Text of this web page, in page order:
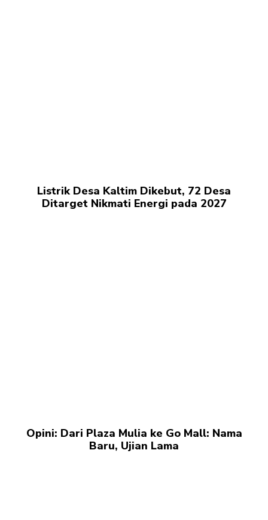
Listrik Desa Kaltim Dikebut, 72 Desa
Ditarget Nikmati Energi pada 2027
Opini: Dari Plaza Mulia ke Go Mall: Nama
Baru, Ujian Lama